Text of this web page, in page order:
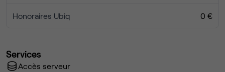
Honoraires Ubiq 0 €
Services
Accès serveur